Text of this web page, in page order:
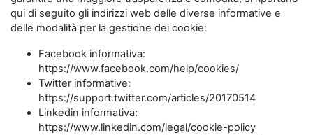
qui di seguito gli indirizzi web delle diverse informative e
delle modalità per la gestione dei cookie:
Facebook informativa:
https://www.facebook.com/help/cookies/
Twitter informative:
https://support.twitter.com/articles/20170514
Linkedin informativa:
https://www.linkedin.com/legal/cookie-policy